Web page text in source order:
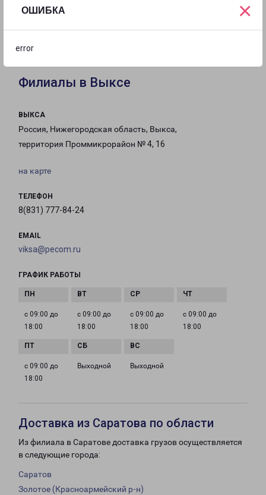
ОШИБКА
error
×
Филиалы в Выксе
ВЫКСА
Россия, Нижегородская область, Выкса,
территория Проммикрорайон № 4, 16
на карте
ТЕЛЕФОН
8(831) 777-84-24
EMAIL
viksa@pecom.ru
ГРАФИК РАБОТЫ
с 09:00 до
18:00
с 09:00 до
18:00
с 09:00 до
18:00
с 09:00 до
18:00
с 09:00 до
18:00
Выходной Выходной
Доставка из Саратова по области
Из филиала в Саратове доставка грузов осуществляется
в следующие города:
Саратов
Золотое (Красноармейский р-н)